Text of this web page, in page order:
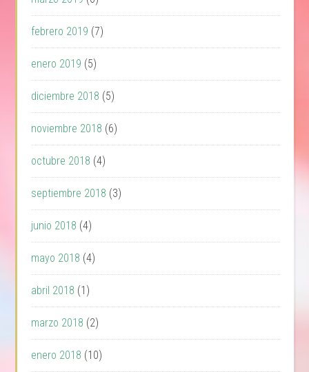
febrero 2019 (7)
enero 2019 (5)
diciembre 2018 (5)
noviembre 2018 (6)
octubre 2018 (4)
septiembre 2018 (3)
junio 2018 (4)
mayo 2018 (4)
abril 2018 (1)
marzo 2018 (2)
enero 2018 (10)